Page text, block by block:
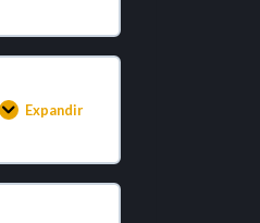
Expandir